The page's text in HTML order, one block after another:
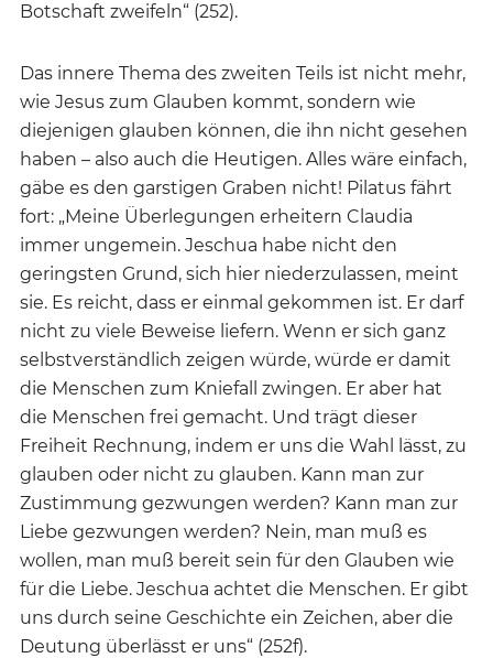
Botschaft zweifeln“ (252).
Das innere Thema des zweiten Teils ist nicht mehr,
wie Jesus zum Glauben kommt, sondern wie
diejenigen glauben können, die ihn nicht gesehen
haben – also auch die Heutigen. Alles wäre einfach,
gäbe es den garstigen Graben nicht! Pilatus fährt
fort: „Meine Überlegungen erheitern Claudia
immer ungemein. Jeschua habe nicht den
geringsten Grund, sich hier niederzulassen, meint
sie. Es reicht, dass er einmal gekommen ist. Er darf
nicht zu viele Beweise liefern. Wenn er sich ganz
selbstverständlich zeigen würde, würde er damit
die Menschen zum Kniefall zwingen. Er aber hat
die Menschen frei gemacht. Und trägt dieser
Freiheit Rechnung, indem er uns die Wahl lässt, zu
glauben oder nicht zu glauben. Kann man zur
Zustimmung gezwungen werden? Kann man zur
Liebe gezwungen werden? Nein, man muß es
wollen, man muß bereit sein für den Glauben wie
für die Liebe. Jeschua achtet die Menschen. Er gibt
uns durch seine Geschichte ein Zeichen, aber die
Deutung überlässt er uns“ (252f).